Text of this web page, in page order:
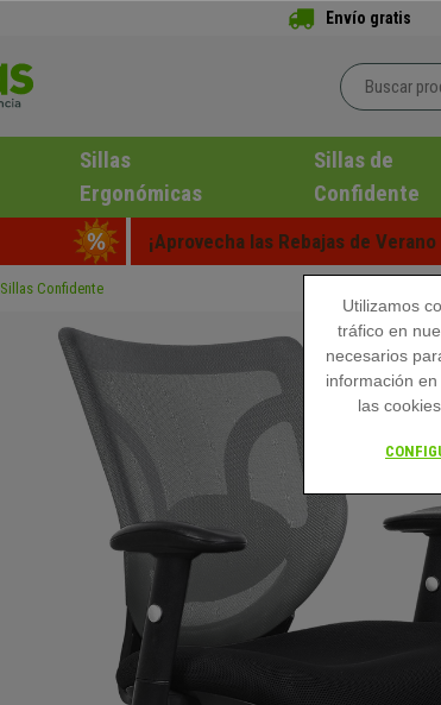
Envío gratis
Sillas
Ergonómicas
Sillas de
Confidente
¡Aprovecha las Rebajas de
Sillas Confidente
Utilizamos
tráfico en
necesarios
información en
las